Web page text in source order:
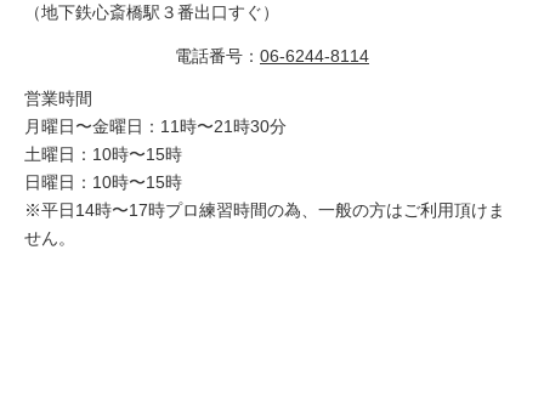
（地下鉄心斎橋駅３番出口すぐ）
電話番号： 06-6244-8114
営業時間
月曜日〜金曜日：11時〜21時30分
土曜日：10時〜15時
日曜日：10時〜15時
※平日14時〜17時プロ練習時間の為、一般の方はご利用頂けま
せん。